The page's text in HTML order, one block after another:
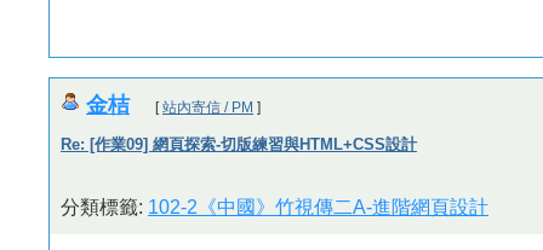
金桔 [站內寄信 / PM ]
Re: [作業09] 網頁探索-切版練習與HTML+CSS設計
分類標籤: 102-2《中國》竹視傳二A-進階網頁設計